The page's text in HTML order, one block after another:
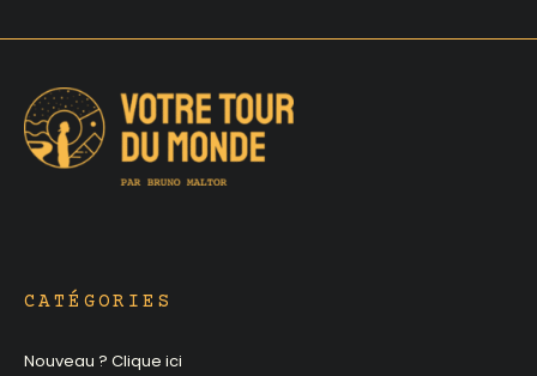
CATÉGORIES
Nouveau ? Clique ici